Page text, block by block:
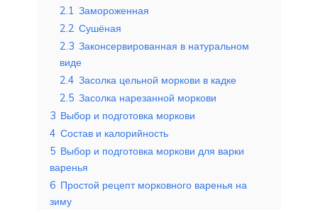
2.1 Замороженная
2.2 Сушёная
2.3 Законсервированная в натуральном
виде
2.4 Засолка цельной моркови в кадке
2.5 Засолка нарезанной моркови
3 Выбор и подготовка моркови
4 Состав и калорийность
5 Выбор и подготовка моркови для варки
варенья
6 Простой рецепт морковного варенья на
зиму